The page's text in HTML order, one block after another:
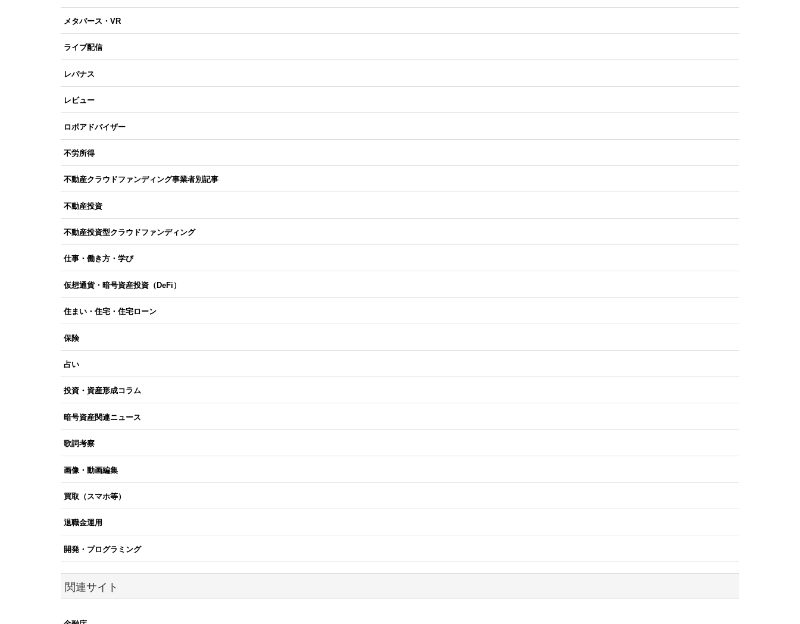
メタバース・VR
ライブ配信
レバナス
レビュー
ロボアドバイザー
不労所得
不動産クラウドファンディング事業者別記事
不動産投資
不動産投資型クラウドファンディング
仕事・働き方・学び
仮想通貨・暗号資産投資（DeFi）
住まい・住宅・住宅ローン
保険
占い
投資・資産形成コラム
暗号資産関連ニュース
歌詞考察
画像・動画編集
買取（スマホ等）
退職金運用
開発・プログラミング
関連サイト